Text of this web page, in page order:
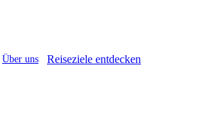
Über uns Reiseziele entdecken